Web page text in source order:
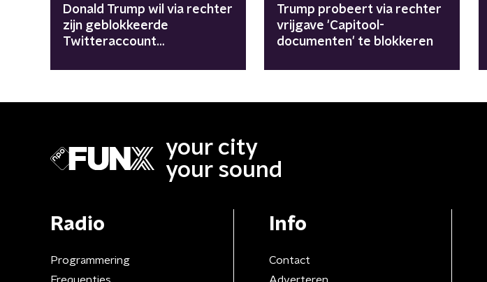
Donald Trump wil via rechter
zijn geblokkeerde
Twitteraccount
Trump probeert via rechter
vrijgave 'Capitool-
documenten' te blokkeren
your city
your sound
Radio
Programmering
Frequenties
Info
Contact
Adverteren